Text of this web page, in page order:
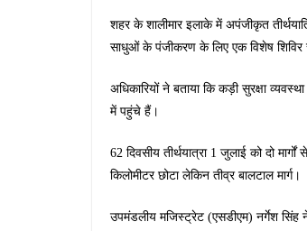
शहर के शालीमार इलाके में अपंजीकृत
साधुओं के पंजीकरण के लिए एक विशेष शिविर
अधिकारियों ने बताया कि कड़ी सुरक्षा
में पहुंचे हैं।
62 दिवसीय तीर्थयात्रा 1 जुलाई को दो
किलोमीटर छोटा लेकिन तीव्र बालटाल मार्ग।
उपमंडलीय मजिस्ट्रेट (एसडीएम) नर्गेश सिंह